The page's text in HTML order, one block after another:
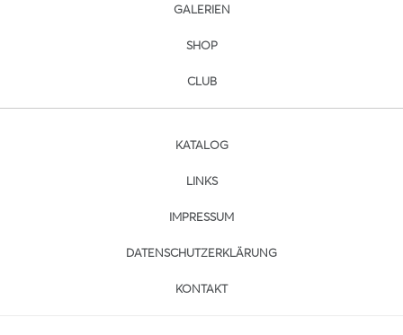
GALERIEN
SHOP
CLUB
KATALOG
LINKS
IMPRESSUM
DATENSCHUTZERKLÄRUNG
KONTAKT